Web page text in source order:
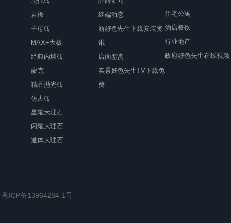
岩板
子母砖
MAX+大板
经典内墙砖
蒙克
精品抛光砖
仿古砖
星耀大理石
闪耀大理石
通体大理石
终端动态
新好色先生下载安装资
讯
店面鉴赏
实景好色先生TV下载免
费
住宅公寓
酒店餐饮
行业地产
政府好色先生在线视频
粤ICP备13964284-1号